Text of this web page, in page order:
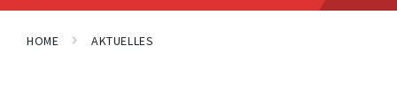
HOME AKTUELLES